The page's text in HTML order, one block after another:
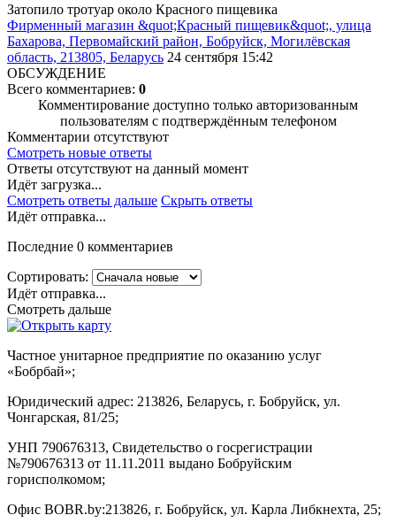
Затопило тротуар около Красного пищевика
Фирменный магазин &quot;Красный пищевик&quot;, улица
Бахарова, Первомайский район, Бобруйск, Могилёвская
область, 213805, Беларусь 24 сентября 15:42
ОБСУЖДЕНИЕ
Всего комментариев: 0
Комментирование доступно только авторизованным
пользователям с подтверждённым телефоном
Комментарии отсутствуют
Смотреть новые ответы
Ответы отсутствуют на данный момент
Идёт загрузка...
Смотреть ответы дальше Скрыть ответы
Идёт отправка...
Последние 0 комментариев
Сортировать:
Идёт отправка...
Смотреть дальше
Частное унитарное предприятие по оказанию услуг
«Бобрбай»;
Юридический адрес: 213826, Беларусь, г. Бобруйск, ул.
Чонгарская, 81/25;
УНП 790676313, Свидетельство о госрегистрации
№790676313 от 11.11.2011 выдано Бобруйским
горисполкомом;
Офис BOBR.by:213826, г. Бобруйск, ул. Карла Либкнехта, 25;